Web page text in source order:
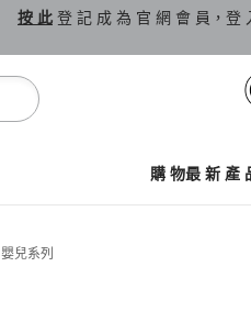
按 此 登 記 成 為 官 網 會 員，登
購 物最 新 產
嬰兒系列